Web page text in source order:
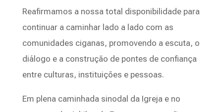
Reafirmamos a nossa total disponibilidade para
continuar a caminhar lado a lado com as
comunidades ciganas, promovendo a escuta, o
diálogo e a construção de pontes de confiança
entre culturas, instituições e pessoas.
Em plena caminhada sinodal da Igreja e no